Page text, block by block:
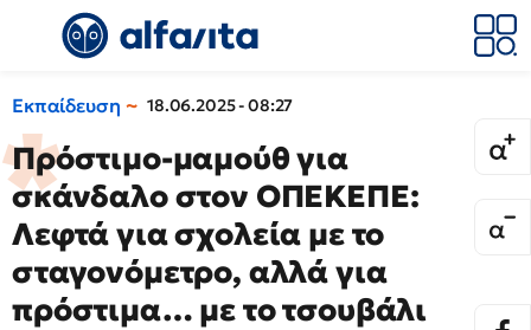
Εκπαίδευση 18.06.2025 - 08:27
Πρόστιμο-μαμούθ για
σκάνδαλο στον ΟΠΕΚΕΠΕ:
Λεφτά για σχολεία με το
σταγονόμετρο, αλλά για
πρόστιμα… με το τσουβάλι